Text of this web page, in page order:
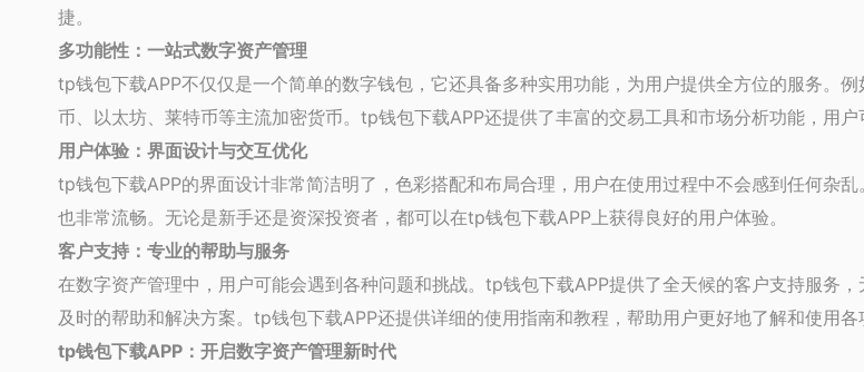
捷。
多功能性：一站式数字资产管理
tp钱包下载APP不仅仅是一个简单的数字钱包，它还具备多种实用功能，为用户提供全方位的服务。
币、以太坊、莱特币等主流加密货币。tp钱包下载APP还提供了丰富的交易工具和市场分析功能，用户
用户体验：界面设计与交互优化
tp钱包下载APP的界面设计非常简洁明了，色彩搭配和布局合理，用户在使用过程中不会感到任何杂
也非常流畅。无论是新手还是资深投资者，都可以在tp钱包下载APP上获得良好的用户体验。
客户支持：专业的帮助与服务
在数字资产管理中，用户可能会遇到各种问题和挑战。tp钱包下载APP提供了全天候的客户支持服务
及时的帮助和解决方案。tp钱包下载APP还提供详细的使用指南和教程，帮助用户更好地了解和使用各
tp钱包下载APP：开启数字资产管理新时代